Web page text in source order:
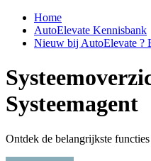
Home
AutoElevate Kennisbank
Nieuw bij AutoElevate ?
Systeemagent
Ontdek de belangrijkste